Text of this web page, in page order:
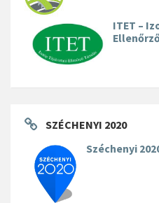
ITET –
SZÉCHENYI 2020
Széchenyi